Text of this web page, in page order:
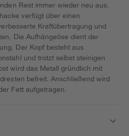
Rest immer wieder neu aus.
verfügt über einen
Kraftübertragung und
Die Aufhängeöse dient der
Der Kopf besteht aus
und trotzt selbst steinigen
wird das Metall gründlich mit
befreit. Anschließend wird
Fett aufgetragen.